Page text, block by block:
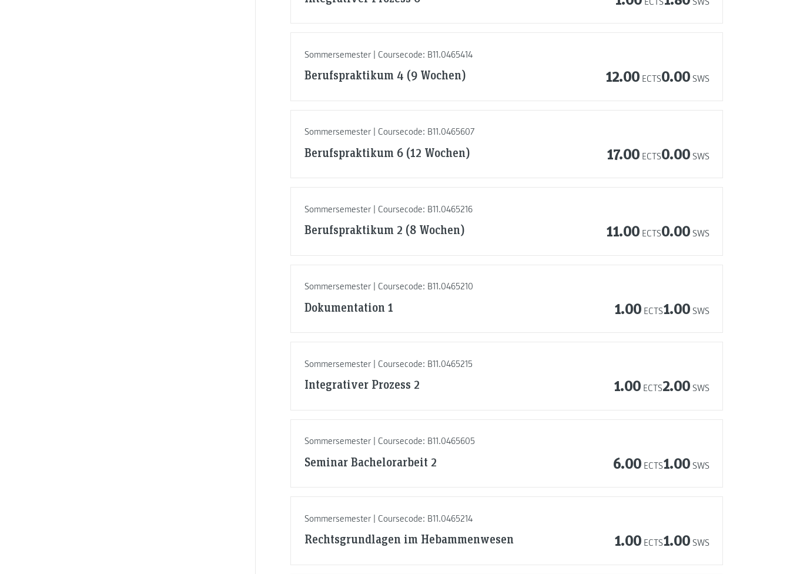
Sommersemester | Coursecode: B11.0465414
Berufspraktikum 4 (9 Wochen) 12.00 ECTS0.00 SWS
Sommersemester | Coursecode: B11.0465607
Berufspraktikum 6 (12 Wochen) 17.00 ECTS0.00 SWS
Sommersemester | Coursecode: B11.0465216
Berufspraktikum 2 (8 Wochen) 11.00 ECTS0.00 SWS
Sommersemester | Coursecode: B11.0465210
Dokumentation 1 1.00 ECTS1.00 SWS
Sommersemester | Coursecode: B11.0465215
Integrativer Prozess 2 1.00 ECTS2.00 SWS
Sommersemester | Coursecode: B11.0465605
Seminar Bachelorarbeit 2 6.00 ECTS1.00 SWS
Sommersemester | Coursecode: B11.0465214
Rechtsgrundlagen im Hebammenwesen 1.00 ECTS1.00 SWS